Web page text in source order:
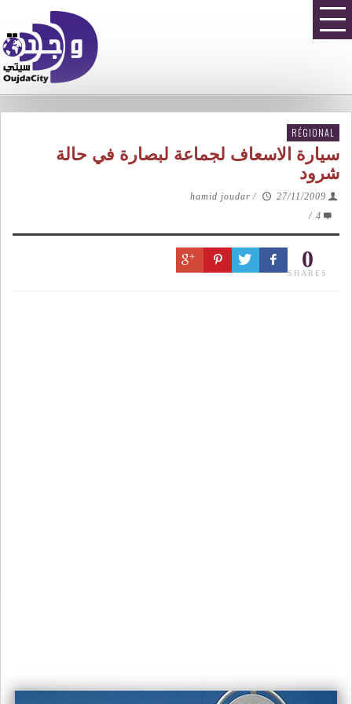
RÉGIONAL
سيارة الاسعاف لجماعة لبصارة في حالة
شرود
hamid joudar /
27/11/2009
4
/
0
SHARES